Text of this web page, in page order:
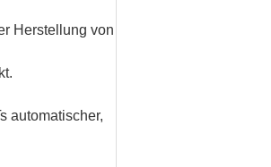
Herstellung von
automatischer,